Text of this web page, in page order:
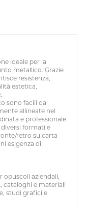
ideale per la
metallico. Grazie
resistenza,
estetica,
sono facili da
allineate nel
e professionale
formati e
retro su carta
esigenza di
opuscoli aziendali,
cataloghi e materiali
studi grafici e